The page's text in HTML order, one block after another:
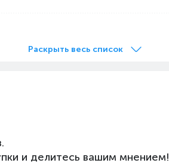
Раскрыть весь список
и делитесь вашим мнением!